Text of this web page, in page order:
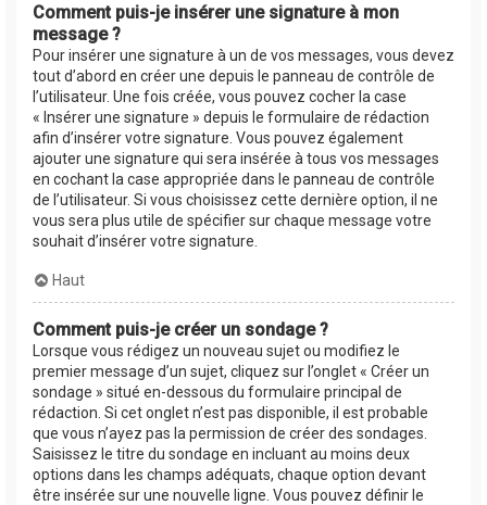
Comment puis-je insérer une signature à mon
message ?
Pour insérer une signature à un de vos messages, vous devez
tout d’abord en créer une depuis le panneau de contrôle de
l’utilisateur. Une fois créée, vous pouvez cocher la case
« Insérer une signature » depuis le formulaire de rédaction
afin d’insérer votre signature. Vous pouvez également
ajouter une signature qui sera insérée à tous vos messages
en cochant la case appropriée dans le panneau de contrôle
de l’utilisateur. Si vous choisissez cette dernière option, il ne
vous sera plus utile de spécifier sur chaque message votre
souhait d’insérer votre signature.
Haut
Comment puis-je créer un sondage ?
Lorsque vous rédigez un nouveau sujet ou modifiez le
premier message d’un sujet, cliquez sur l’onglet « Créer un
sondage » situé en-dessous du formulaire principal de
rédaction. Si cet onglet n’est pas disponible, il est probable
que vous n’ayez pas la permission de créer des sondages.
Saisissez le titre du sondage en incluant au moins deux
options dans les champs adéquats, chaque option devant
être insérée sur une nouvelle ligne. Vous pouvez définir le